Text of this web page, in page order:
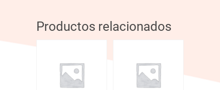
Productos relacionados